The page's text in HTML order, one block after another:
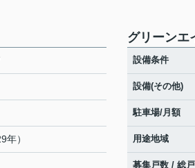
年）
グリーン
設備条件
設備(その他)
駐車場/月額
用途地域
募集戸数 / 総